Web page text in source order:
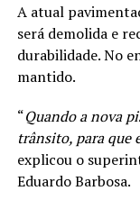
A atual
será demolida e
durabilidade. No
mantido.
“Quando a nova
trânsito, para que
explicou o
Eduardo Barbosa.